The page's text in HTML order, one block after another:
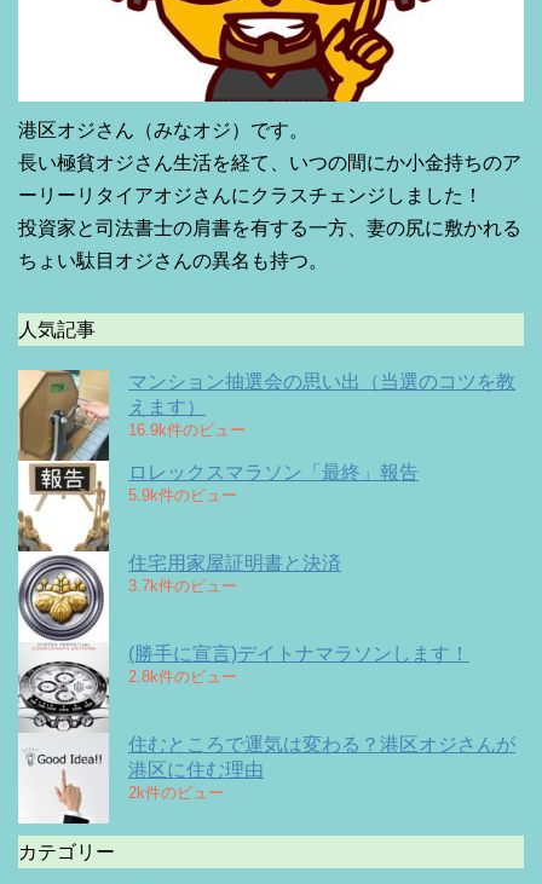
港区オジさん（みなオジ）です。
長い極貧オジさん生活を経て、いつの間にか小金持ちのア
ーリーリタイアオジさんにクラスチェンジしました！
投資家と司法書士の肩書を有する一方、妻の尻に敷かれる
ちょい駄目オジさんの異名も持つ。
人気記事
マンション抽選会の思い出（当選のコツを教
えます）
16.9k件のビュー
ロレックスマラソン「最終」報告
5.9k件のビュー
住宅用家屋証明書と決済
3.7k件のビュー
(勝手に宣言)デイトナマラソンします！
2.8k件のビュー
住むところで運気は変わる？港区オジさんが
港区に住む理由
2k件のビュー
カテゴリー